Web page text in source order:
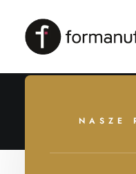
NASZE